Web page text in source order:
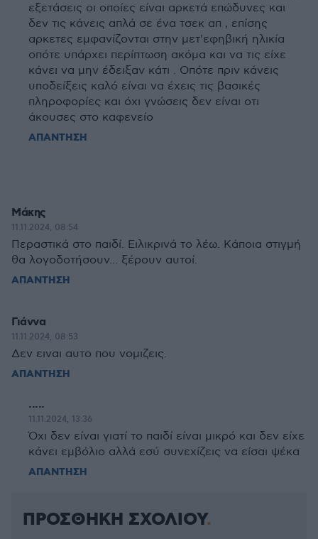
εξετάσεις οι οποίες είναι αρκετά επώδυνες και
δεν τις κάνεις απλά σε ένα τσεκ απ , επίσης
αρκετες εμφανίζονται στην μετ'εφηβική ηλικία
οπότε υπάρχει περίπτωση ακόμα και να τις είχε
κάνει να μην έδειξαν κάτι . Οπότε πριν κάνεις
υποδείξεις καλό είναι να έχεις τις βασικές
πληροφορίες και όχι γνώσεις δεν είναι οτι
άκουσες στο καφενείο
ΑΠΑΝΤΗΣΗ
Μάκης
11.11.2024, 08:54
Περαστικά στο παιδί. Ειλικρινά το λέω. Κάποια στιγμή
θα λογοδοτήσουν... ξέρουν αυτοί.
ΑΠΑΝΤΗΣΗ
Γιάννα
11.11.2024, 08:53
Δεν ειναι αυτο που νομιζεις.
ΑΠΑΝΤΗΣΗ
.....
11.11.2024, 13:36
Όχι δεν είναι γιατί το παιδί είναι μικρό και δεν είχε
κάνει εμβόλιο αλλά εσύ συνεχίζεις να είσαι ψέκα
ΑΠΑΝΤΗΣΗ
ΠΡΟΣΘΗΚΗ ΣΧΟΛΙΟΥ